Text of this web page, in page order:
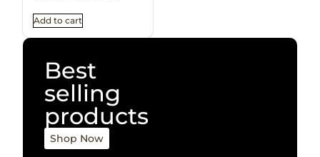
Add to cart
Best
selling
products
Shop Now